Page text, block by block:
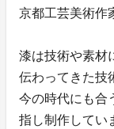
京都工芸美術作
漆は技術や素材
伝わってきた技
今の時代にも合
指し制作してい